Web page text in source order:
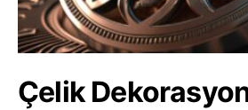
Çelik